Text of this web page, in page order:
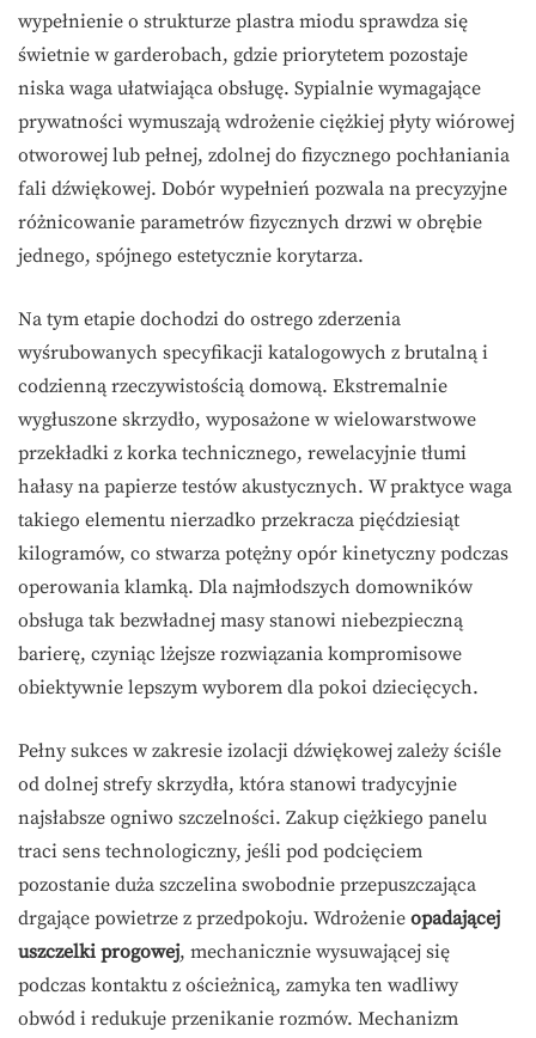
wypełnienie o strukturze plastra miodu sprawdza się
świetnie w garderobach, gdzie priorytetem pozostaje
niska waga ułatwiająca obsługę. Sypialnie wymagające
prywatności wymuszają wdrożenie ciężkiej płyty wiórowej
otworowej lub pełnej, zdolnej do fizycznego pochłaniania
fali dźwiękowej. Dobór wypełnień pozwala na precyzyjne
różnicowanie parametrów fizycznych drzwi w obrębie
jednego, spójnego estetycznie korytarza.
Na tym etapie dochodzi do ostrego zderzenia
wyśrubowanych specyfikacji katalogowych z brutalną i
codzienną rzeczywistością domową. Ekstremalnie
wygłuszone skrzydło, wyposażone w wielowarstwowe
przekładki z korka technicznego, rewelacyjnie tłumi
hałasy na papierze testów akustycznych. W praktyce waga
takiego elementu nierzadko przekracza pięćdziesiąt
kilogramów, co stwarza potężny opór kinetyczny podczas
operowania klamką. Dla najmłodszych domowników
obsługa tak bezwładnej masy stanowi niebezpieczną
barierę, czyniąc lżejsze rozwiązania kompromisowe
obiektywnie lepszym wyborem dla pokoi dziecięcych.
Pełny sukces w zakresie izolacji dźwiękowej zależy ściśle
od dolnej strefy skrzydła, która stanowi tradycyjnie
najsłabsze ogniwo szczelności. Zakup ciężkiego panelu
traci sens technologiczny, jeśli pod podcięciem
pozostanie duża szczelina swobodnie przepuszczająca
drgające powietrze z przedpokoju. Wdrożenie opadającej
uszczelki progowej, mechanicznie wysuwającej się
podczas kontaktu z ościeżnicą, zamyka ten wadliwy
obwód i redukuje przenikanie rozmów. Mechanizm